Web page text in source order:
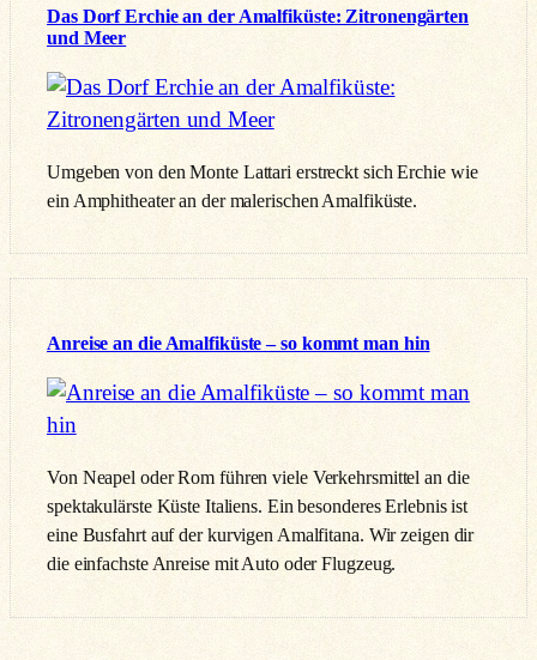
Das Dorf Erchie an der Amalfiküste: Zitronengärten
und Meer
Umgeben von den Monte Lattari erstreckt sich Erchie wie
ein Amphitheater an der malerischen Amalfiküste.
Anreise an die Amalfiküste – so kommt man hin
Von Neapel oder Rom führen viele Verkehrsmittel an die
spektakulärste Küste Italiens. Ein besonderes Erlebnis ist
eine Busfahrt auf der kurvigen Amalfitana. Wir zeigen dir
die einfachste Anreise mit Auto oder Flugzeug.